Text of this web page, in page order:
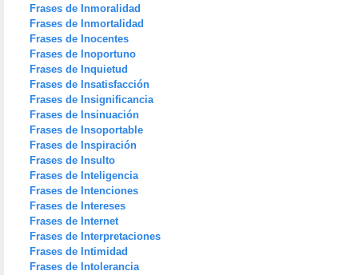
Frases de Inmoralidad
Frases de Inmortalidad
Frases de Inocentes
Frases de Inoportuno
Frases de Inquietud
Frases de Insatisfacción
Frases de Insignificancia
Frases de Insinuación
Frases de Insoportable
Frases de Inspiración
Frases de Insulto
Frases de Inteligencia
Frases de Intenciones
Frases de Intereses
Frases de Internet
Frases de Interpretaciones
Frases de Intimidad
Frases de Intolerancia